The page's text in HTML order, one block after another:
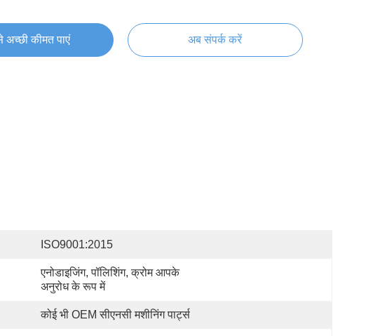
अच्छी कीमत पाएं अब संपर्क करें
ISO9001:2015
एनोडाइजिंग, पॉलिशिंग, क्रोम आपके
अनुरोध के रूप में
कोई भी OEM सीएनसी मशीनिंग पार्ट्स